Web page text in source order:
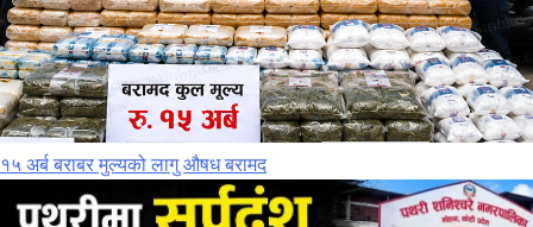
१५ अर्ब बराबर मुल्यको लागु औषध बरामद